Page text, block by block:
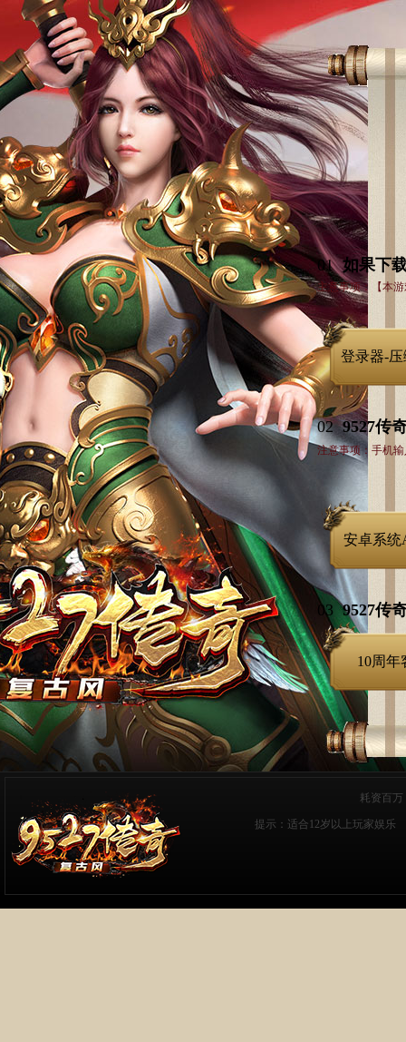
01 如果下
主意事项：【本
登录器-
02 9527传
注意事项： 手机
安卓系统
03 9527传
10周年
耗资百万
提示：适合12岁以上玩家娱乐